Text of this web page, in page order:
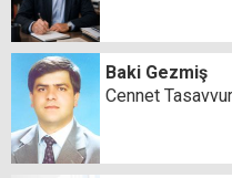
Baki Gezmiş
Cennet